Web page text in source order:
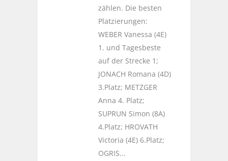
zählen. Die besten
Platzierungen:
WEBER Vanessa (4E)
1. und Tagesbeste
auf der Strecke 1;
JONACH Romana (4D)
3.Platz; METZGER
Anna 4. Platz;
SUPRUN Simon (8A)
4.Platz; HROVATH
Victoria (4E) 6.Platz;
OGRIS...